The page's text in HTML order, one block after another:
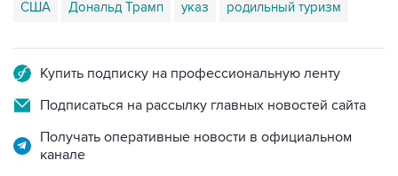
США Дональд Трамп указ родильный туризм
Купить подписку на профессиональную ленту
Подписаться на рассылку главных новостей сайта
Получать оперативные новости в официальном
канале